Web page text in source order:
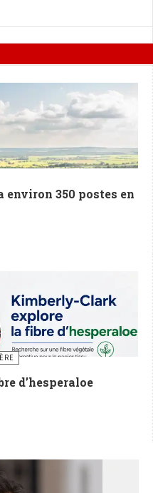
environ 350 postes en
d’hesperaloe